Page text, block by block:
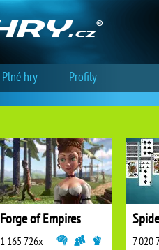
Forge of Empires
1 165 726x 7 020
Plné hry Profily